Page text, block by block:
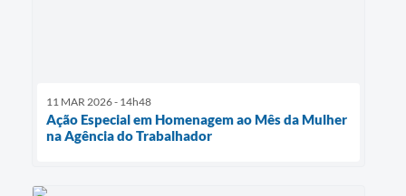
11 MAR 2026 - 14h48
Ação Especial em Homenagem ao Mês da Mulher
na Agência do Trabalhador